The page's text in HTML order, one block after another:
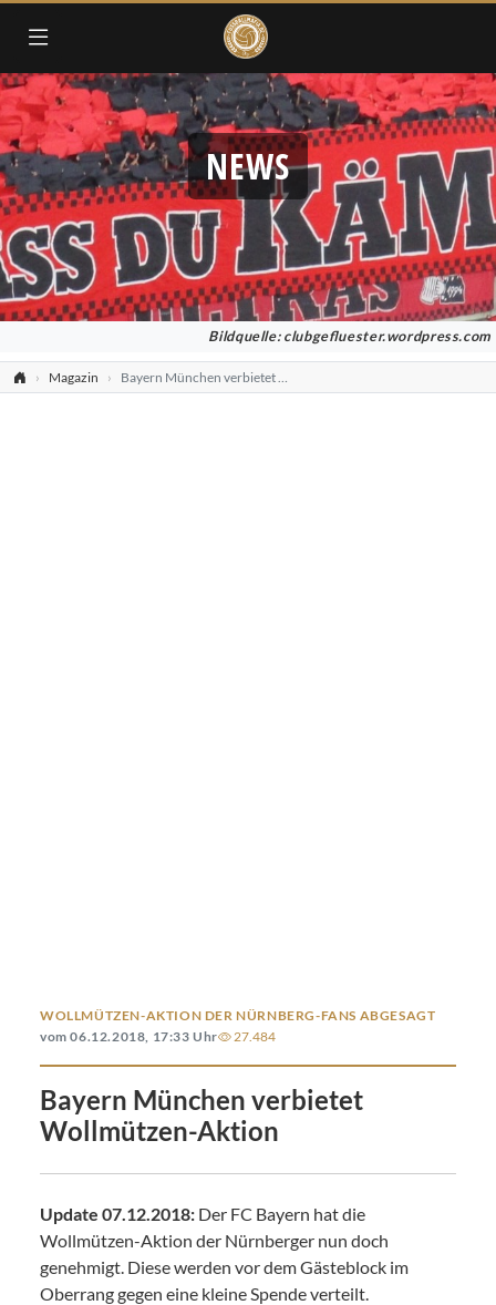
NEWS
Bildquelle: clubgefluester.wordpress.com
Magazin Bayern München verbietet Wollmützen-Aktion
WOLLMÜTZEN-AKTION DER NÜRNBERG-FANS ABGESAGT
vom 06.12.2018, 17:33 Uhr
27.484
Bayern München verbietet
Wollmützen-Aktion
Update 07.12.2018: Der FC Bayern hat die
Wollmützen-Aktion der Nürnberger nun doch
genehmigt. Diese werden vor dem Gästeblock im
Oberrang gegen eine kleine Spende verteilt.